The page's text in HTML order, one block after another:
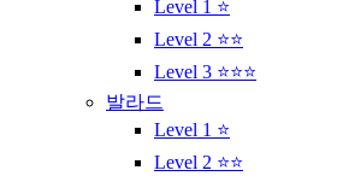
Level 1 ⭐
Level 2 ⭐⭐
Level 3 ⭐⭐⭐
발라드
Level 1 ⭐
Level 2 ⭐⭐